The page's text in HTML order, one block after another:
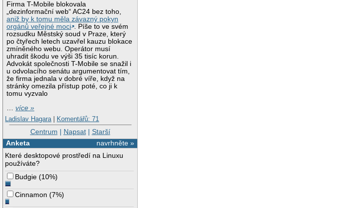
Firma T-Mobile blokovala
„dezinformační web“ AC24 bez toho,
aniž by k tomu měla závazný pokyn
orgánů veřejné moci . Píše to ve svém
rozsudku Městský soud v Praze, který
po čtyřech letech uzavřel kauzu blokace
zmíněného webu. Operátor musí
uhradit škodu ve výši 35 tisíc korun.
Advokát společnosti T-Mobile se snažil i
u odvolacího senátu argumentovat tím,
že firma jednala v dobré víře, když na
stránky omezila přístup poté, co ji k
tomu vyzvalo
…více »
Ladislav Hagara | Komentářů: 71
Centrum | Napsat| Starší
navrhněte »
Anketa
Které desktopové prostředí na Linuxu
používáte?
Budgie (10%)
Cinnamon (7%)